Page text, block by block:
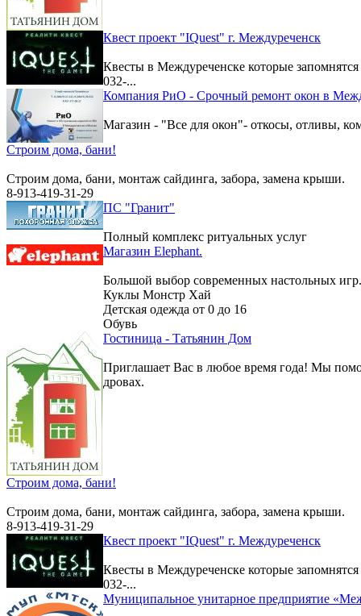
Квест проект "IQuest" г. Междуреченск
Квесты в Междуреченске которые
032-...
Компания РиО - Срочный ремонт окон в
Магазин - "Все для окон"- откосы, отливы,
Строим дома, бани!
Строим дома, бани, монтаж сайдинга, забора, замена крыши.
8-913-419-31-29
ПС "Гранит"
Полный комплекс ритуальных услуг
Магазин Elephant.
Большой выбор современных настольных игр.
Куклы Монстр Хай
Детская одежда от 0 до 16
Обувь
Гостиница - Татьянин Дом
Приглашает Вас в любое время года! Мы
дровах.
Строим дома, бани!
Строим дома, бани, монтаж сайдинга, забора, замена крыши.
8-913-419-31-29
Квест проект "IQuest" г. Междуреченск
Квесты в Междуреченске которые
032-...
Муниципальное унитарное предприятие